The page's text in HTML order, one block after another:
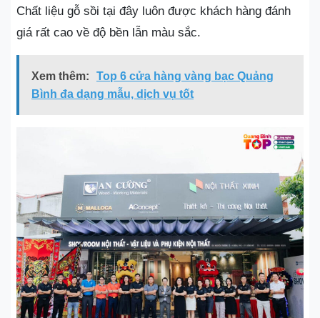
Chất liệu gỗ sồi tại đây luôn được khách hàng đánh
giá rất cao về độ bền lẫn màu sắc.
Xem thêm:
Top 6 cửa hàng vàng bạc Quảng
Bình đa dạng mẫu, dịch vụ tốt